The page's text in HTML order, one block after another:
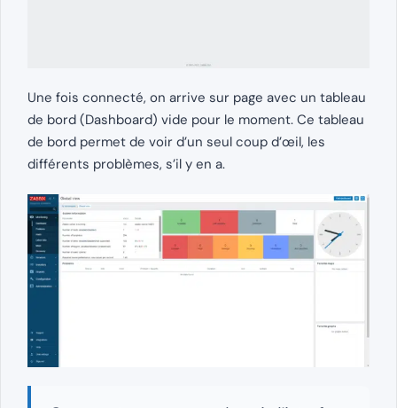
Une fois connecté, on arrive sur page avec un tableau
de bord (Dashboard) vide pour le moment. Ce tableau
de bord permet de voir d’un seul coup d’œil, les
différents problèmes, s’il y en a.